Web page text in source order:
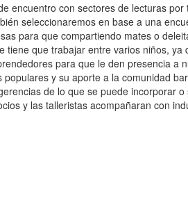
encuentro con sectores de lecturas
seleccionaremos en base a una
para que compartiendo mates o
que trabajar entre varios niños,
para que le den presencia
y su aporte a la comunidad
de lo que se puede incorporar
y las talleristas acompañaran con